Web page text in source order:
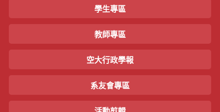
學生專區
教師專區
空大行政學報
系友會專區